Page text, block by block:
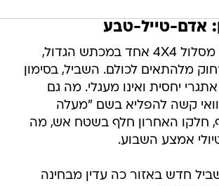
אדם-טייל-טבע
עד כה, היה רק מסלול 4X4 אחד במכתש הגדול,
מלהתאים לכולם. השביל, בסימון
יחסית ואינו מעגלי. מה גם
קשה להפליא בשם "מעלה
חלקו האחרון חלף בשטח אש, מה
אמצע השבוע.
חדש באזור כה עדין מבחינה